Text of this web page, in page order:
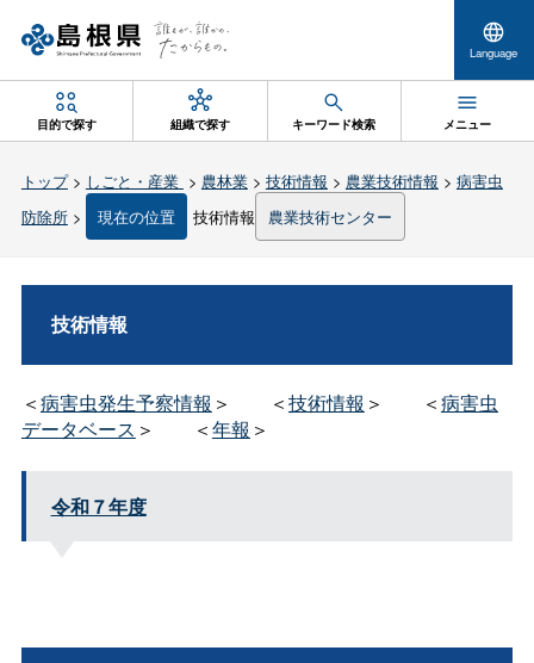
Language
目的で探す 組織で探す キーワード検索 メニュー
トップ> しごと・産業 > 農林業> 技術情報 > 農業技術情報 > 病害虫
防除所> 現在の位置 技術情報 農業技術センター
技術情報
＜病害虫発生予察情報 ＞ ＜技術情報 ＞ ＜病害虫
データベース ＞ ＜年報 ＞
令和７年度